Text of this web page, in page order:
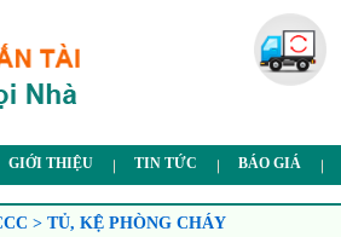
GIỚI THIỆU TIN TỨC BÁO GIÁ
> TỦ, KỆ PHÒNG CHÁY